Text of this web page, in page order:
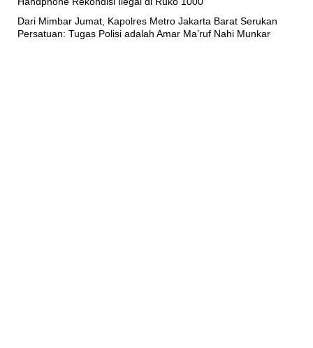
Dari Mimbar Jumat, Kapolres Metro Jakarta Barat Serukan
Persatuan: Tugas Polisi adalah Amar Ma’ruf Nahi Munkar